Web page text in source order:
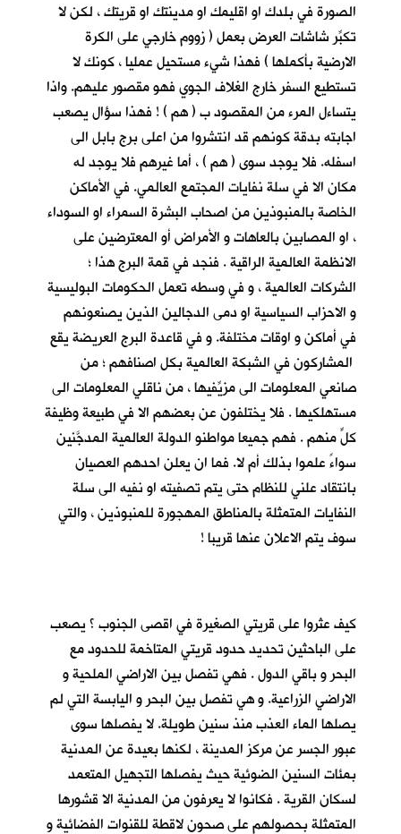
الصورة في بلدك او اقليمك او مدينتك او قريتك ، لكن لا
تكبِّر شاشات العرض بعمل ( زووم خارجي على الكرة
الارضية بأكملها ) فهذا شيء مستحيل عمليا ، كونك لا
تستطيع السفر خارج الغلاف الجوي فهو مقصور عليهم. واذا
يتساءل المرء من المقصود ب ( هم ) ! فهذا سؤال يصعب
اجابته بدقة كونهم قد انتشروا من اعلى برج بابل الى
اسفله. فلا يوجد سوى ( هم ) ، أما غيرهم فلا يوجد له
مكان الا في سلة نفايات المجتمع العالمي. في الأماكن
الخاصة بالمنبوذين من اصحاب البشرة السمراء او السوداء
، او المصابين بالعاهات و الأمراض أو المعترضين على
الانظمة العالمية الراقية . فنجد في قمة البرج هذا ؛
الشركات العالمية ، و في وسطه تعمل الحكومات البوليسية
و الاحزاب السياسية او دمى الدجالين الذين يصنعونهم
في أماكن و اوقات مختلفة. و في قاعدة البرج العريضة يقع
المشاركون في الشبكة العالمية بكل اصنافهم ؛ من
صانعي المعلومات الى مزيِّفيها ، من ناقلي المعلومات الى
مستهلكيها . فلا يختلفون عن بعضهم الا في طبيعة وظيفة
كلٍّ منهم . فهم جميعا مواطنو الدولة العالمية المدجَّنين
سواءً علموا بذلك أم لا. فما ان يعلن احدهم العصيان
بانتقاد علني للنظام حتى يتم تصفيته او نفيه الى سلة
النفايات المتمثلة بالمناطق المهجورة للمنبوذين ، والتي
سوف يتم الاعلان عنها قريبا !
كيف عثروا على قريتي الصغيرة في اقصى الجنوب ؟ يصعب
على الباحثين تحديد حدود قريتي المتاخمة للحدود مع
البحر و باقي الدول . فهي تفصل بين الاراضي الملحية و
الاراضي الزراعية. و هي تفصل بين البحر و اليابسة التي لم
يصلها الماء العذب منذ سنين طويلة. لا يفصلها سوى
عبور الجسر عن مركز المدينة ، لكنها بعيدة عن المدنية
بمئات السنين الضوئية حيث يفصلها التجهيل المتعمد
لسكان القرية . فكانوا لا يعرفون من المدنية الا قشورها
المتمثلة بحصولهم على صحون لاقطة للقنوات الفضائية و